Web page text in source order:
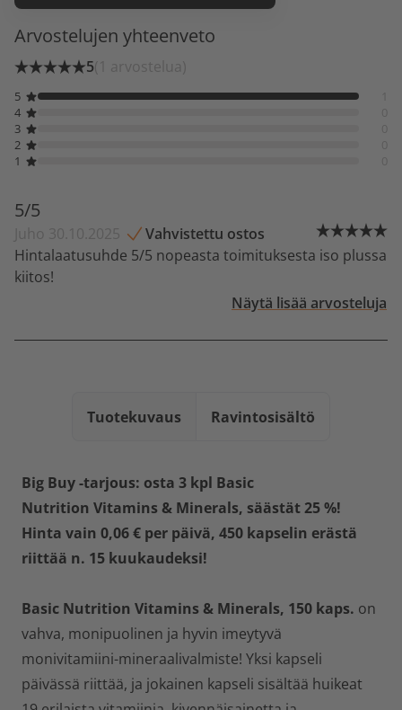
Arvostelujen yhteenveto
5(1 arvostelua)
5
4
3
2
1
5/5
Juho 30.10.2025
Vahvistettu ostos
Hintalaatusuhde 5/5 nopeasta toimituksesta iso plussa
kiitos!
Näytä lisää arvosteluja
Tuotekuvaus Ravintosisältö
Big Buy -tarjous: osta 3 kpl Basic
Nutrition Vitamins & Minerals, säästät 25 %!
Hinta vain 0,06 € per päivä, 450 kapselin erästä
riittää n. 15 kuukaudeksi!
Basic Nutrition Vitamins & Minerals, 150 kaps. on
vahva, monipuolinen ja hyvin imeytyvä
monivitamiini-mineraalivalmiste! Yksi kapseli
päivässä riittää, ja jokainen kapseli sisältää huikeat